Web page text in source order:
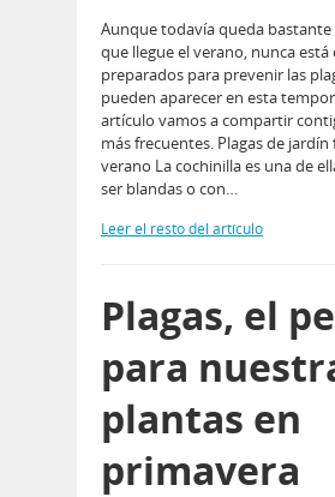
Aunque todavía queda
que llegue el verano, nunca está
preparados para prevenir las
pueden aparecer en esta
artículo vamos a compartir
más frecuentes. Plagas de
verano La cochinilla es una de
ser blandas o con…
Leer el resto del artículo
Plagas, el
para
plantas en
primavera